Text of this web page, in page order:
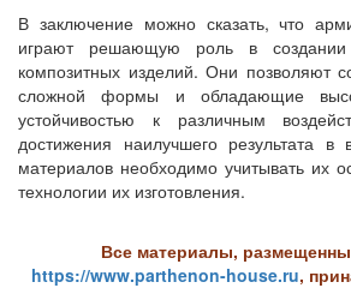
В заключение можно сказать, что
играют решающую роль в
композитных изделий. Они позволяют
сложной формы и обладающие
устойчивостью к различным
достижения наилучшего результата
материалов необходимо учитывать их
технологии их изготовления.
Все материалы,
https://www.parthenon-house.ru,